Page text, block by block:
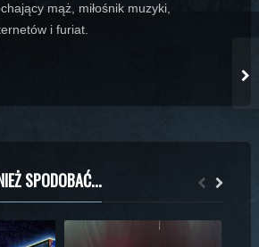
mąż, miłośnik muzyki,
i furiat.
SPODOBAĆ...